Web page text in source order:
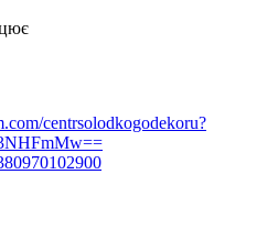
centrsolodkogodekoru?